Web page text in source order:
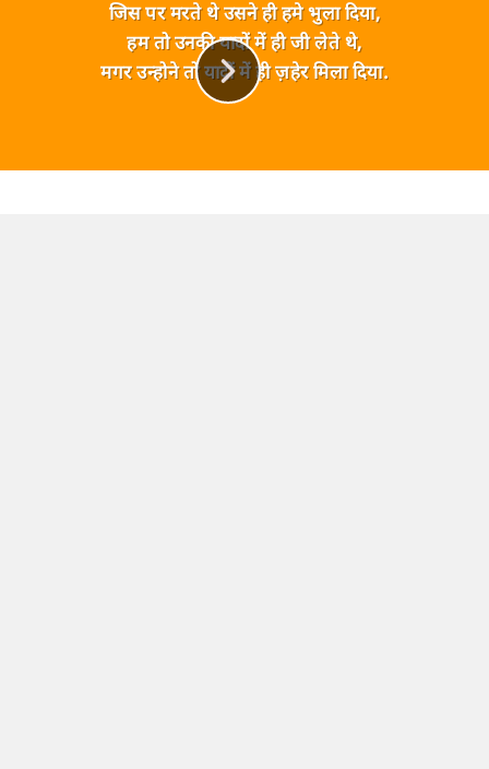
जिस पर मरते थे उसने ही हमे भुला दिया,
हम तो उनकी यादों में ही जी लेते थे,
मगर उन्होने तो यादों में ही ज़हेर मिला दिया.